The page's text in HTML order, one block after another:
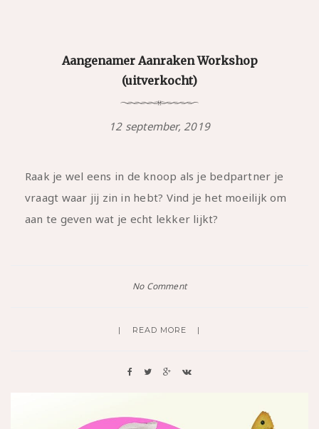
Aangenamer Aanraken Workshop
(uitverkocht)
12 september, 2019
Raak je wel eens in de knoop als je bedpartner je
vraagt waar jij zin in hebt? Vind je het moeilijk om
aan te geven wat je echt lekker lijkt?
No Comment
READ MORE